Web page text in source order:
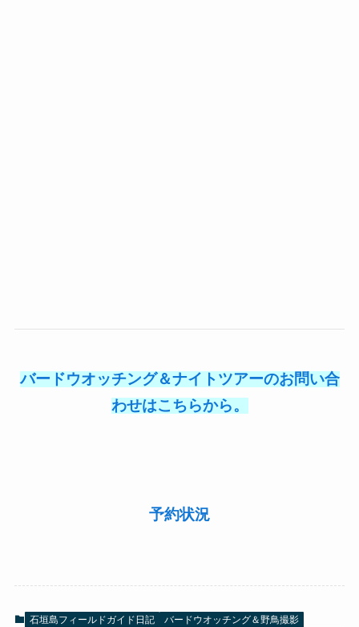
バードウオッチング＆ナイトツアーのお問い合
わせはこちらから。
予約状況
石垣島フィールドガイド日記
バードウオッチング＆野鳥撮影